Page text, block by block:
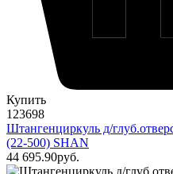
Купить
123698
Штангенциркуль д/
(22-500) SHAN
44 695.90pуб.